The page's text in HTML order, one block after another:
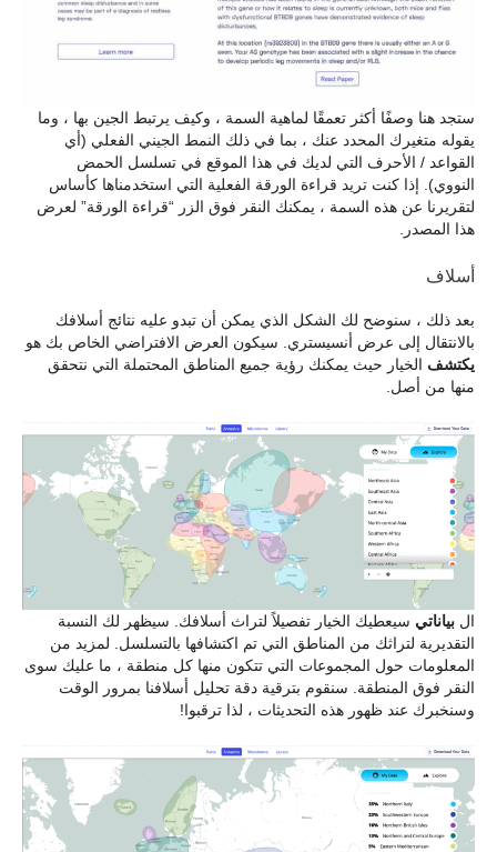
ستجد هنا وصفًا أكثر تعمقًا لماهية السمة ، وكيف يرتبط الجين بها ، وما
يقوله متغيرك المحدد عنك ، بما في ذلك النمط الجيني الفعلي (أي
القواعد / الأحرف التي لديك في هذا الموقع في تسلسل الحمض
النووي). إذا كنت تريد قراءة الورقة الفعلية التي استخدمناها كأساس
لتقريرنا عن هذه السمة ، يمكنك النقر فوق الزر “قراءة الورقة” لعرض
هذا المصدر.
أسلاف
بعد ذلك ، سنوضح لك الشكل الذي يمكن أن تبدو عليه نتائج أسلافك
بالانتقال إلى عرض أنسيستري. سيكون العرض الافتراضي الخاص بك هو
يكتشف الخيار حيث يمكنك رؤية جميع المناطق المحتملة التي نتحقق
منها من أصل.
ال بياناتي سيعطيك الخيار تفصيلاً لتراث أسلافك. سيظهر لك النسبة
التقديرية لتراثك من المناطق التي تم اكتشافها بالتسلسل. لمزيد من
المعلومات حول المجموعات التي تتكون منها كل منطقة ، ما عليك سوى
النقر فوق المنطقة. سنقوم بترقية دقة تحليل أسلافنا بمرور الوقت
وسنخبرك عند ظهور هذه التحديثات ، لذا ترقبوا!